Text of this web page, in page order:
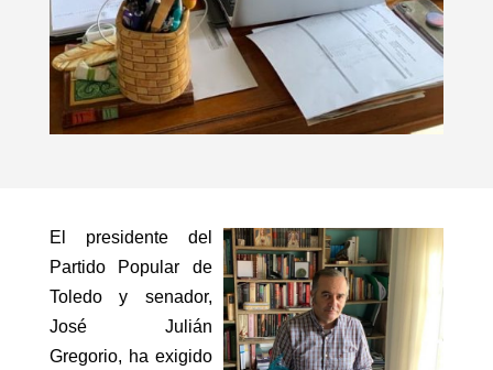
El presidente del
Partido Popular de
Toledo y senador,
José Julián
Gregorio, ha exigido